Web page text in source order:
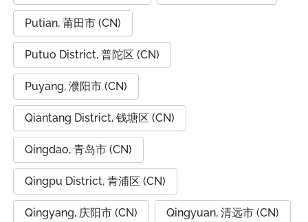
Putian, 莆田市 (CN)
Putuo District, 普陀区 (CN)
Puyang, 濮阳市 (CN)
Qiantang District, 钱塘区 (CN)
Qingdao, 青岛市 (CN)
Qingpu District, 青浦区 (CN)
Qingyang, 庆阳市 (CN) Qingyuan, 清远市 (CN)